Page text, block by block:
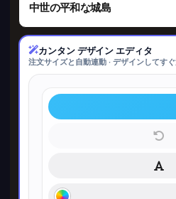
中世の平和な城島
カンタン デザイン エディタ
注文サイズと自動連動 · デザインしてす